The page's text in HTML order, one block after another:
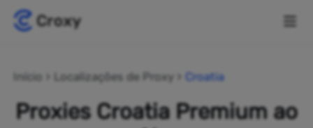
Início Localizações de Proxy Croatia
Proxies Croatia Premium ao